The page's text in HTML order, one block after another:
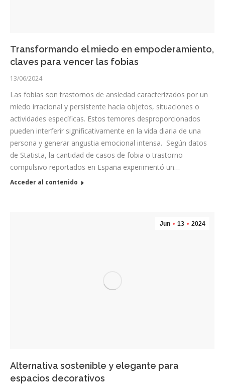
Transformando el miedo en empoderamiento,
claves para vencer las fobias
13/06/2024
Las fobias son trastornos de ansiedad caracterizados por un
miedo irracional y persistente hacia objetos, situaciones o
actividades específicas. Estos temores desproporcionados
pueden interferir significativamente en la vida diaria de una
persona y generar angustia emocional intensa. Según datos
de Statista, la cantidad de casos de fobia o trastorno
compulsivo reportados en España experimentó un…
Acceder al contenido
Jun 13 2024
Alternativa sostenible y elegante para
espacios decorativos